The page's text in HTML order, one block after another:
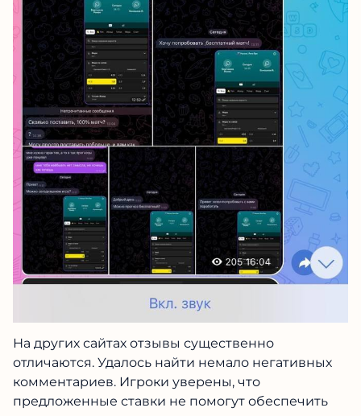
На других сайтах отзывы существенно
отличаются. Удалось найти немало негативных
комментариев. Игроки уверены, что
предложенные ставки не помогут обеспечить